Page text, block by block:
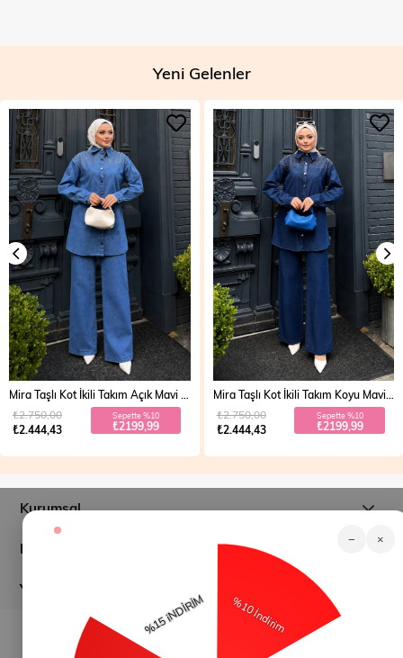
Yeni Gelenler
₺2.444,43
₺2.750,00 Sepette %10
₺2199,99
Mira Taşlı Kot İkili Takım Koyu Mavi 19286
₺2.444,43
₺2.750,00 Sepette %10
₺2199,99
Kurumsal
Müşteri İlişkileri
Yardım
− ×